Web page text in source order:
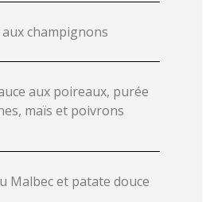
champignons
aux poireaux, purée
maïs et poivrons
Malbec et patate douce